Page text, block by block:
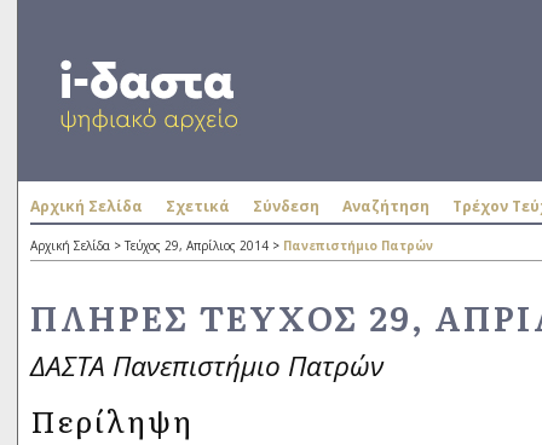
Αρχική Σελίδα Σχετικά Σύνδεση Αναζήτηση Τρέχον
Αρχική Σελίδα >Τεύχος 29, Απρίλιος 2014 > Πανεπιστήμιο Πατρών
ΠΛΉΡΕΣ ΤΕΎΧΟΣ 29,
ΔΑΣΤΑ Πανεπιστήμιο Πατρών
Περίληψη